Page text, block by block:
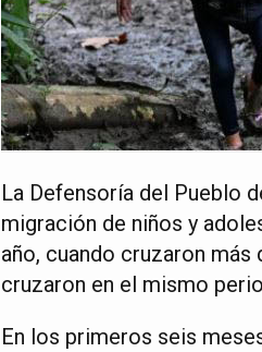
La Defensoría del Pueblo
migración de niños y
año, cuando cruzaron
cruzaron en el mismo
En los primeros seis